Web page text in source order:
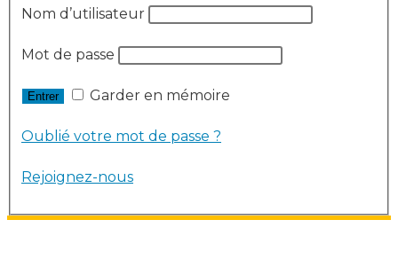
Nom d’utilisateur
Mot de passe
Garder en mémoire
Oublié votre mot de passe ?
Rejoignez-nous